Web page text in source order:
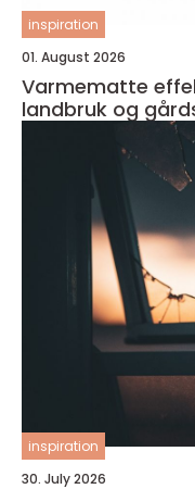
inspiration
01. August 2026
Varmematte effektiv frostbeskyttelse for
landbruk og
inspiration
30. July 2026